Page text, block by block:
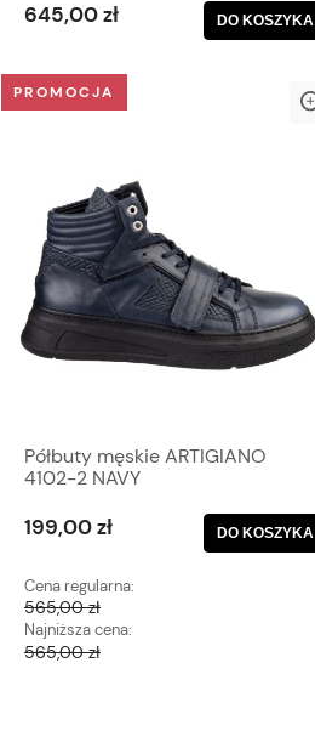
645,00 zł DO KOSZYKA
Półbuty męskie ARTIGIANO
4102-2 NAVY
199,00 zł
Cena regularna:
565,00 zł
Najniższa cena:
565,00 zł
DO KOSZYKA
PROMOCJA